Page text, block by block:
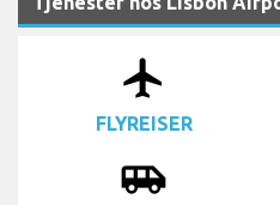
airplanemode_active
FLYREISER
airport_shuttle